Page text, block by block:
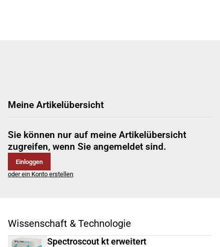
Meine Artikelübersicht
Sie können nur auf meine Artikelübersicht
zugreifen, wenn Sie angemeldet sind.
Einloggen
oder ein Konto erstellen
Wissenschaft & Technologie
Spectroscout kt erweitert